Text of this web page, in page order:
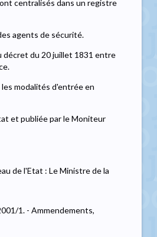
centralisés dans un registre
agents de sécurité.
décret du 20 juillet 1831 entre
modalités d'entrée en
et publiée par le Moniteur
de l'Etat : Le Ministre de la
1. - Ammendements,